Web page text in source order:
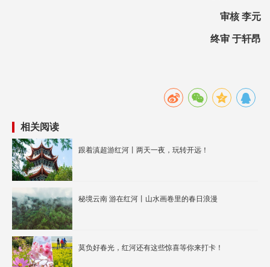
审核 李元
终审 于轩昂
相关阅读
跟着滇超游红河丨两天一夜，玩转开远！
秘境云南 游在红河丨山水画卷里的春日浪漫
莫负好春光，红河还有这些惊喜等你来打卡！